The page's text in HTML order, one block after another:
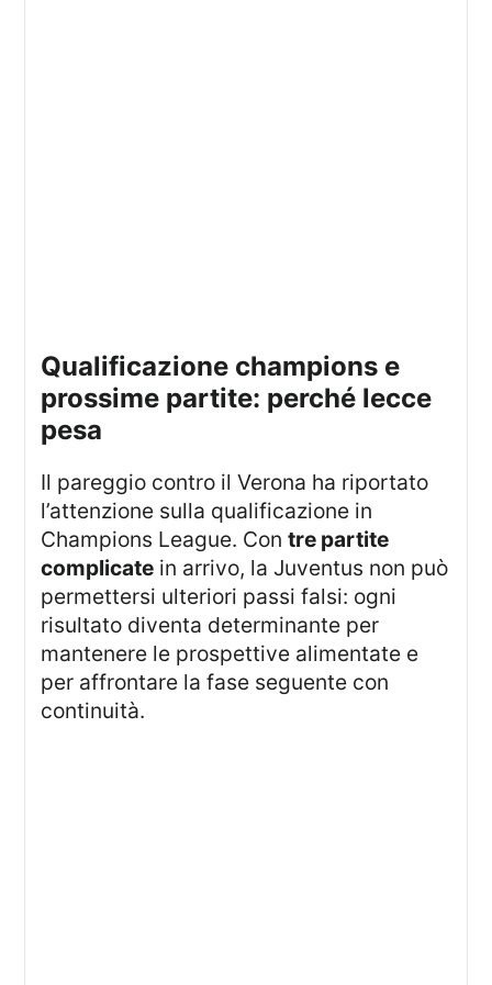
qualificazione champions e
prossime partite: perché lecce
pesa
Il pareggio contro il Verona ha riportato
l’attenzione sulla qualificazione in
Champions League. Contre partite
complicate in arrivo, la Juventus non può
permettersi ulteriori passi falsi: ogni
risultato diventa determinante per
mantenere le prospettive alimentate e
per affrontare la fase seguente con
continuità.